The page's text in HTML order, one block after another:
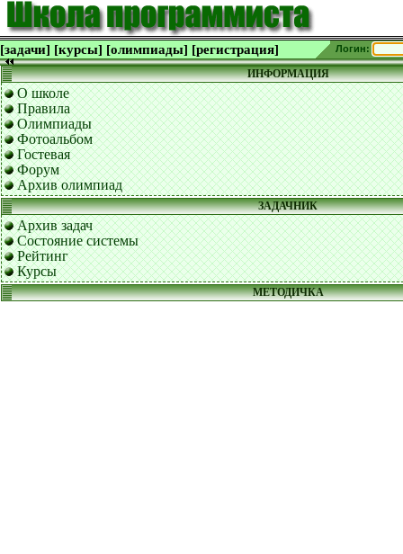
[задачи] [курсы] [олимпиады] [регистрация] Логин:
ИНФОРМАЦИЯ
О школе
Правила
Олимпиады
Фотоальбом
Гостевая
Форум
Архив олимпиад
ЗАДАЧНИК
Архив задач
Состояние системы
Рейтинг
Курсы
МЕТОДИЧКА